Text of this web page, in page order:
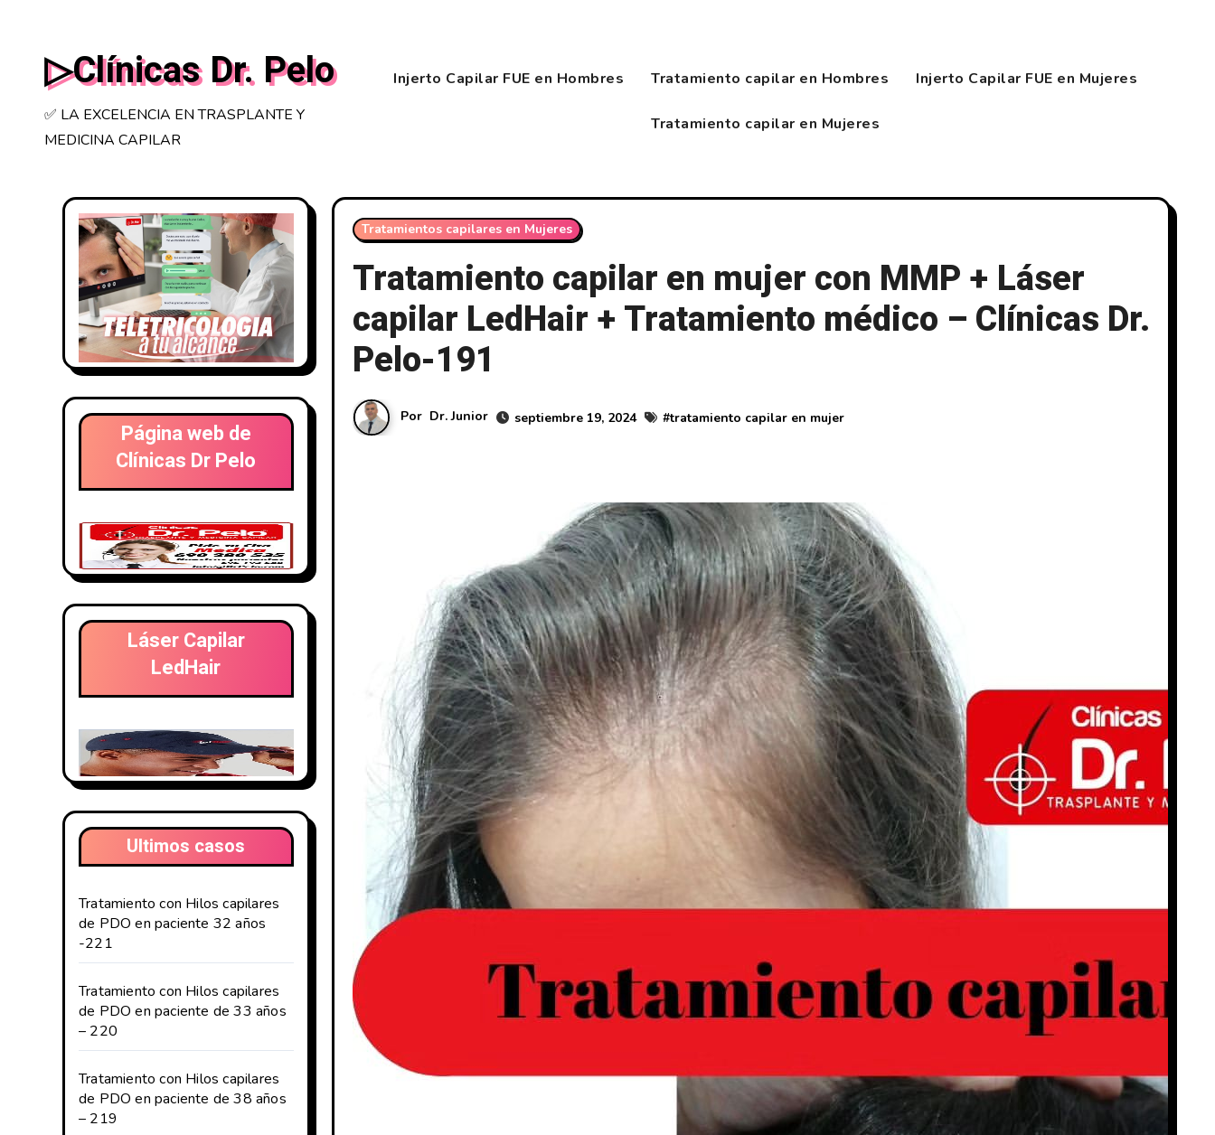
contenido▷Clínicas Dr. Pelo
✅ LA EXCELENCIA EN TRASPLANTE Y
MEDICINA CAPILAR
Injerto Capilar FUE en Hombres Tratamiento capilar en Hombres Injerto Capilar FUE en Mujeres
Tratamiento capilar en Mujeres
Página web de
Clínicas Dr Pelo
Láser Capilar
LedHair
Ultimos casos
Tratamiento con Hilos capilares
de PDO en paciente 32 años
-221
Tratamiento con Hilos capilares
de PDO en paciente de 33 años
– 220
Tratamiento con Hilos capilares
de PDO en paciente de 38 años
– 219
Tratamientos capilares en Mujeres
Tratamiento capilar en mujer con MMP + Láser
capilar LedHair + Tratamiento médico – Clínicas Dr.
Pelo-191
Por Dr. Junior septiembre 19, 2024 #tratamiento capilar en mujer